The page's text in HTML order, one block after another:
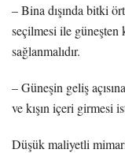
– Bina dışında bitki
seçilmesi ile
sağlanmalıdır.
– Güneşin geliş
ve kışın içeri girmesi
Düşük maliyetli